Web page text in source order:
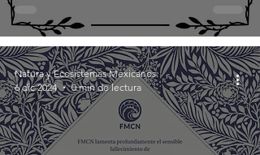
Natura y Ecosistemas Mexicanos
6 dic 2024
0 min de lectura